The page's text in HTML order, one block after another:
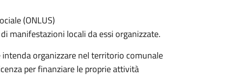
(ONLUS)
manifestazioni locali da essi organizzate.
organizzare nel territorio comunale
per finanziare le proprie attività